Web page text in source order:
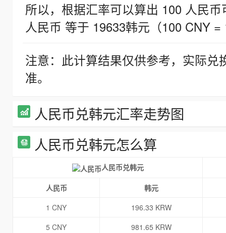
所以，根据汇率可以算出 100 人民
人民币 等于 19633韩元（100 CNY =
注意：此计算结果仅供参考，实际
准。
人民币兑韩元汇率走势图
人民币兑韩元怎么算
人民币兑韩元
人民币
韩元
1 CNY
196.33 KRW
5 CNY
981.65 KRW